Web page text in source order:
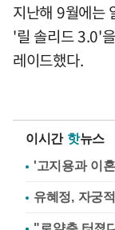
지난해 9월에는
'릴 솔리드 3.0'
레이드했다.
이시간 핫뉴스
'고지용과 이
유혜정, 자궁